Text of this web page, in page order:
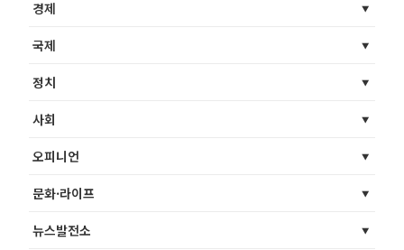
경제
국제
정치
사회
오피니언
문화·라이프
뉴스발전소